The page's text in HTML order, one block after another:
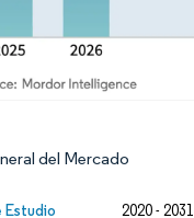
del Mercado
Estudio 2020 - 2031